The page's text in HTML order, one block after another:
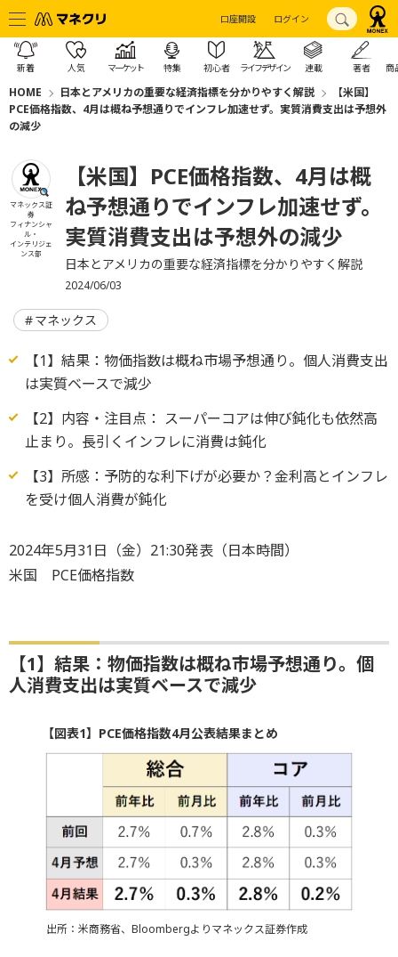
口座開設 ログイン
新着 人気 マーケット 特集 初心者 ライフデザイン 連載 著者 商
HOME 日本とアメリカの重要な経済指標を分かりやすく解説
【米国】
PCE価格指数、4月は概ね予想通りでインフレ加速せず。実質消費支出は予想外
の減少
マネックス証
券
フィナンシャ
ル・
インテリジェ
ンス部
【米国】PCE価格指数、4月は概
ね予想通りでインフレ加速せず。
実質消費支出は予想外の減少
日本とアメリカの重要な経済指標を分かりやすく解説
2024/06/03
マネックス
【1】結果：物価指数は概ね市場予想通り。個人消費支出
は実質ベースで減少
【2】内容・注目点： スーパーコアは伸び鈍化も依然高
止まり。長引くインフレに消費は鈍化
【3】所感：予防的な利下げが必要か？金利高とインフレ
を受け個人消費が鈍化
2024年5月31日（金）21:30発表（日本時間）
米国 PCE価格指数
【1】結果：物価指数は概ね市場予想通り。個
人消費支出は実質ベースで減少
【図表1】PCE価格指数4月公表結果まとめ
出所：米商務省、Bloombergよりマネックス証券作成